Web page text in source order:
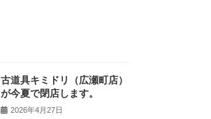
古道具キミドリ（広瀬町店）
が今夏で閉店します。
2026年4月27日